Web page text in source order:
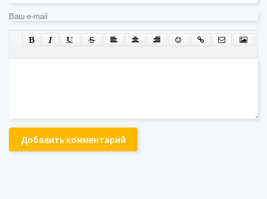
Добавить комментарий